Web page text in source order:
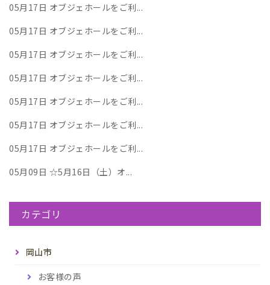
05月17日 オブジェホールをご利...
05月17日 オブジェホールをご利...
05月17日 オブジェホールをご利...
05月17日 オブジェホールをご利...
05月17日 オブジェホールをご利...
05月17日 オブジェホールをご利...
05月17日 オブジェホールをご利...
05月09日 ☆5月16日（土）オ...
カテゴリ
岡山市
お客様の声